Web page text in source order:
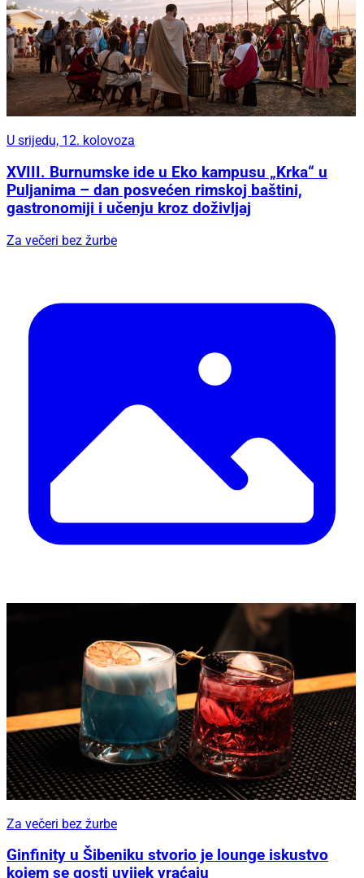
U srijedu, 12. kolovoza
XVIII. Burnumske ide u Eko kampusu „Krka“ u
Puljanima – dan posvećen rimskoj baštini,
gastronomiji i učenju kroz doživljaj
Za večeri bez žurbe
Za večeri bez žurbe
Ginfinity u Šibeniku stvorio je lounge iskustvo
kojem se gosti uvijek vraćaju